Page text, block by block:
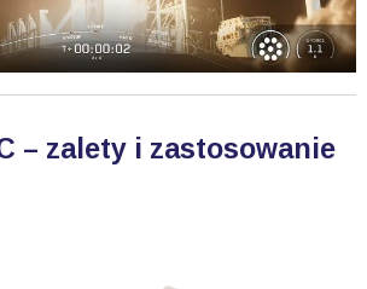
– zalety i zastosowanie